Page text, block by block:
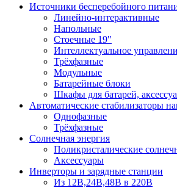
Источники бесперебойного
Линейно-интерактивные
Напольные
Стоечные 19"
Интеллектуальное
Трёхфазные
Модульные
Батарейные блоки
Шкафы для батарей,
Автоматические стабилизаторы
Однофазные
Трёхфазные
Солнечная энергия
Поликристалические
Аксессуары
Инверторы и зарядные станции
Из 12В,24В,48В в 220В